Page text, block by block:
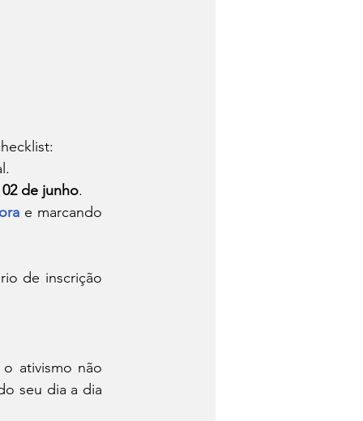
02 de junho.
e marcando
de inscrição
ativismo não
seu dia a dia